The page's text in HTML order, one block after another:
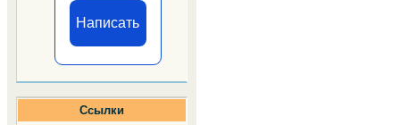
Написать
Ссылки